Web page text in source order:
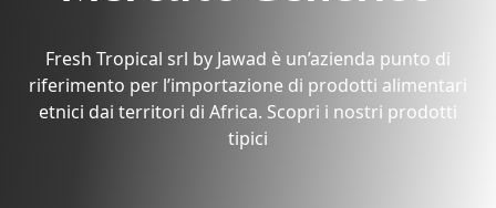
Fresh Tropical srl by Jawad è un’azienda punto di
riferimento per l’importazione di prodotti alimentari
etnici dai territori di Africa. Scopri i nostri prodotti
tipici